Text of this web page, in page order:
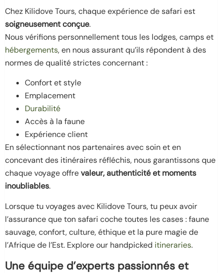
Chez Kilidove Tours, chaque expérience de safari est
soigneusement conçue.
Nous vérifions personnellement tous les lodges, camps et
hébergements, en nous assurant qu’ils répondent à des
normes de qualité strictes concernant :
Confort et style
Emplacement
Durabilité
Accès à la faune
Expérience client
En sélectionnant nos partenaires avec soin et en
concevant des itinéraires réfléchis, nous garantissons que
chaque voyage offrevaleur, authenticité et moments
inoubliables.
Lorsque tu voyages avec Kilidove Tours, tu peux avoir
l’assurance que ton safari coche toutes les cases : faune
sauvage, confort, culture, éthique et la pure magie de
l’Afrique de l’Est. Explore our handpicked itineraries.
Une équipe d’experts passionnés et